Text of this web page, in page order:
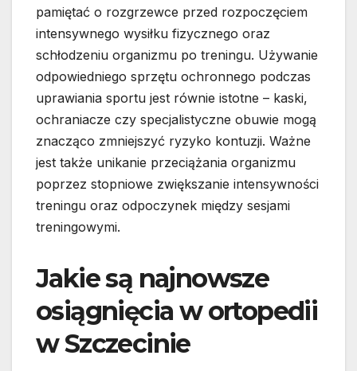
pamiętać o rozgrzewce przed rozpoczęciem
intensywnego wysiłku fizycznego oraz
schłodzeniu organizmu po treningu. Używanie
odpowiedniego sprzętu ochronnego podczas
uprawiania sportu jest równie istotne – kaski,
ochraniacze czy specjalistyczne obuwie mogą
znacząco zmniejszyć ryzyko kontuzji. Ważne
jest także unikanie przeciążania organizmu
poprzez stopniowe zwiększanie intensywności
treningu oraz odpoczynek między sesjami
treningowymi.
Jakie są najnowsze
osiągnięcia w ortopedii
w Szczecinie